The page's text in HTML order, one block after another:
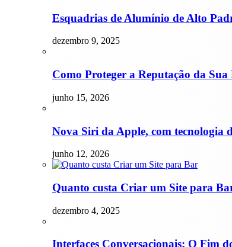
Esquadrias de Alumínio de Alto
dezembro 9, 2025
Como Proteger a Reputação da
junho 15, 2026
Nova Siri da Apple, com tecnologia
junho 12, 2026
Quanto custa Criar um Site para
dezembro 4, 2025
Interfaces Conversacionais: O Fim